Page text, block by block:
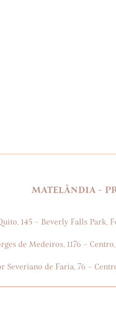
MATELÂNDIA -
145 – Beverly Falls Park,
de Medeiros, 1176 –
Severiano de Faria, 76 –